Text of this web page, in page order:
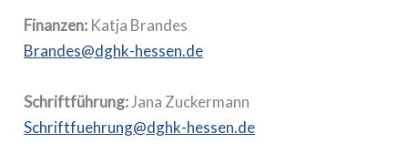
Finanzen: Katja Brandes
Brandes@dghk-hessen.de
Schriftführung:Jana Zuckermann
Schriftfuehrung@dghk-hessen.de